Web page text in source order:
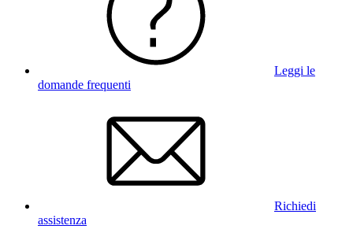
Leggi le
domande frequenti
Richiedi
assistenza